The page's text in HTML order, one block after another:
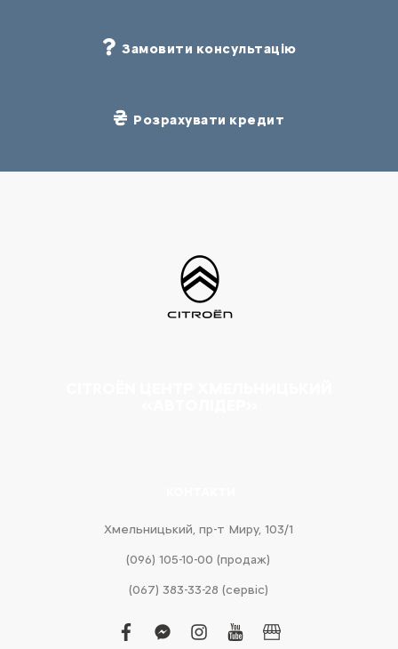
Замовити консультацію
Розрахувати кредит
Хмельницький, пр-т Миру, 103/1
(096) 105-10-00 (продаж)
(067) 383-33-28 (сервіс)
facebook
facebook-
instagram
youtubebusiness